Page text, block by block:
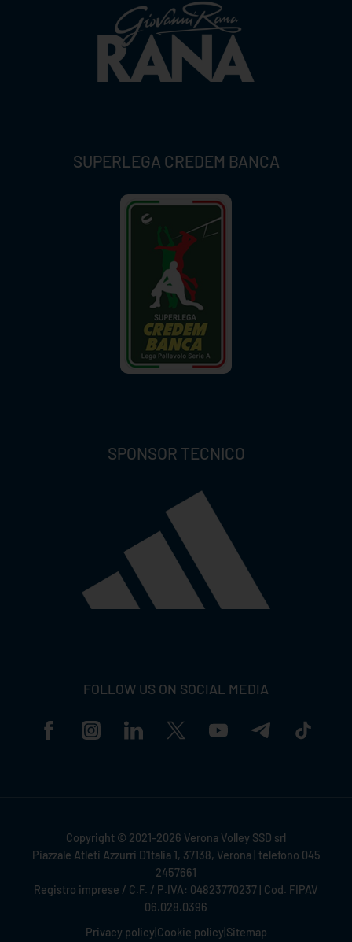
SUPERLEGA CREDEM BANCA
SPONSOR TECNICO
FOLLOW US ON SOCIAL MEDIA
Copyright © 2021-2026 Verona Volley SSD srl
Piazzale Atleti Azzurri D'Italia 1, 37138, Verona | telefono 045
2457661
Registro imprese / C.F. / P.IVA: 04823770237 | Cod. FIPAV
06.028.0396
Privacy policy Cookie policy Sitemap